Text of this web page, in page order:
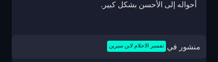
أحواله إلى الأحسن بشكل كبير.
منشور في تفسير الاحلام لابن سيرين